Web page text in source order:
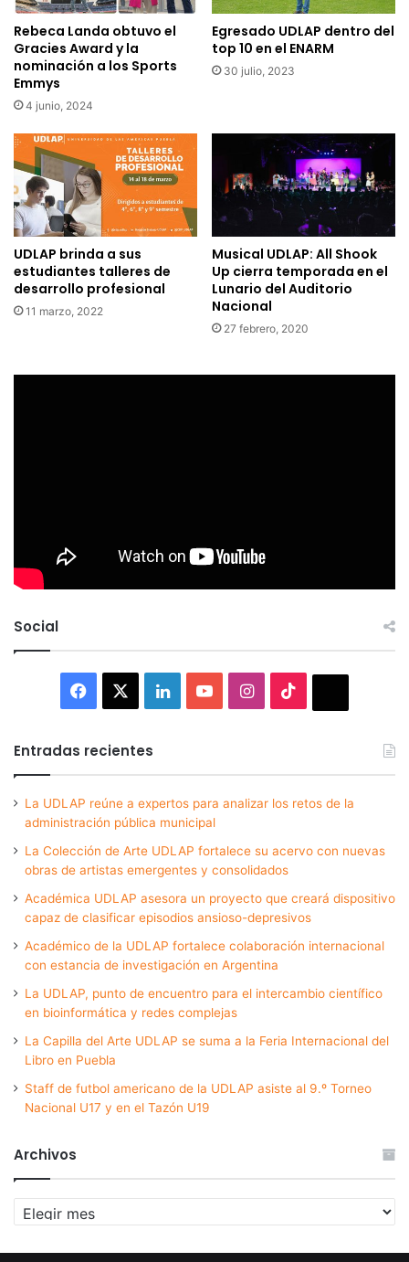
Rebeca Landa obtuvo el
Gracies Award y la
nominación a los Sports
Emmys
4 junio, 2024
Egresado UDLAP dentro del
top 10 en el ENARM
30 julio, 2023
UDLAP brinda a sus
estudiantes talleres de
desarrollo profesional
11 marzo, 2022
Musical UDLAP: All Shook
Up cierra temporada en el
Lunario del Auditorio
Nacional
27 febrero, 2020
Social
Facebook LinkedInYouTubeInstagram
Entradas recientes
La UDLAP reúne a expertos para analizar los retos de la
administración pública municipal
La Colección de Arte UDLAP fortalece su acervo con nuevas
obras de artistas emergentes y consolidados
Académica UDLAP asesora un proyecto que creará dispositivo
capaz de clasificar episodios ansioso-depresivos
Académico de la UDLAP fortalece colaboración internacional
con estancia de investigación en Argentina
La UDLAP, punto de encuentro para el intercambio científico
en bioinformática y redes complejas
La Capilla del Arte UDLAP se suma a la Feria Internacional del
Libro en Puebla
Staff de futbol americano de la UDLAP asiste al 9.º Torneo
Nacional U17 y en el Tazón U19
Archivos
Archivos